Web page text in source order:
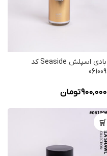
بادی اسپلش Seaside کد
061009
900,000تومان